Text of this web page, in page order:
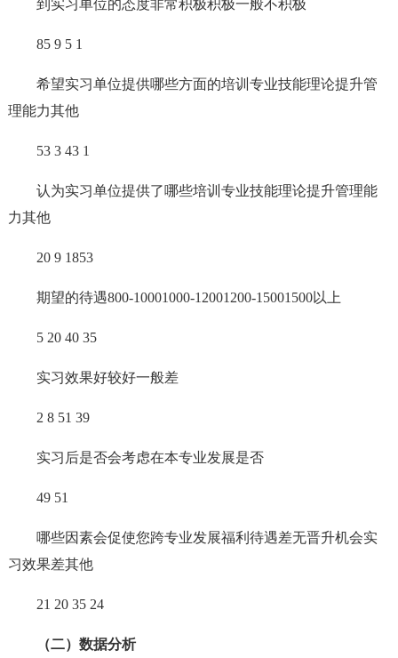
到实习单位的态度非常积极积极一般不积极
85 9 5 1
希望实习单位提供哪些方面的培训专业技能理论提升管
理能力其他
53 3 43 1
认为实习单位提供了哪些培训专业技能理论提升管理能
力其他
20 9 1853
期望的待遇800-10001000-12001200-15001500以上
5 20 40 35
实习效果好较好一般差
2 8 51 39
实习后是否会考虑在本专业发展是否
49 51
哪些因素会促使您跨专业发展福利待遇差无晋升机会实
习效果差其他
21 20 35 24
（二）数据分析